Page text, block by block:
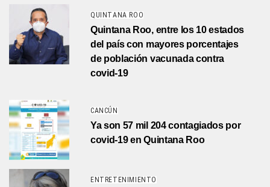
QUINTANA ROO
Quintana Roo, entre los 10 estados
del país con mayores porcentajes
de población vacunada contra
covid-19
CANCÚN
Ya son 57 mil 204 contagiados por
covid-19 en Quintana Roo
ENTRETENIMIENTO